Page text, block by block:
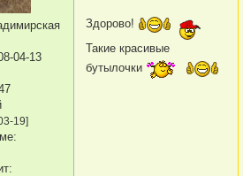
04-13
19]
Здорово!
Такие красивые
бутылочки